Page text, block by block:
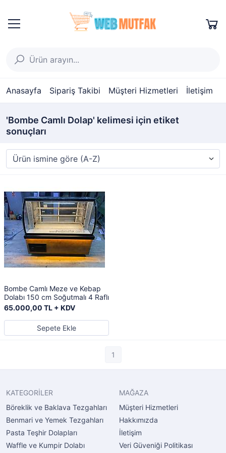
Anasayfa Sipariş Takibi Müşteri Hizmetleri İletişim
'Bombe Camlı Dolap' kelimesi için etiket
sonuçları
Bombe Camlı Meze ve Kebap
Dolabı 150 cm Soğutmalı 4 Raflı
65.000,00 TL + KDV
Sepete Ekle
1
KATEGORİLER
Böreklik ve Baklava Tezgahları
Benmari ve Yemek Tezgahları
Pasta Teşhir Dolapları
Waffle ve Kumpir Dolabı
MAĞAZA
Müşteri Hizmetleri
Hakkımızda
İletişim
Veri Güveniği Politikası